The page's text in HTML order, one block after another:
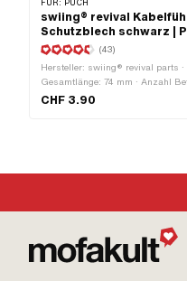
FÜR: PUCH
swiing® revival
Schutzblech schwarz |
(43)
Hersteller: swiing® revival parts ·
Gesamtlänge: 74 mm · Anzahl
Stk. · Lochabstand: 63 mm · Höhe:
CHF 3.90